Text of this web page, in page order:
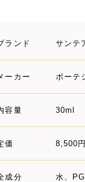
ランド サンテ
ーカー ボーテ
容量 30ml
価 8,500円
成分
水、